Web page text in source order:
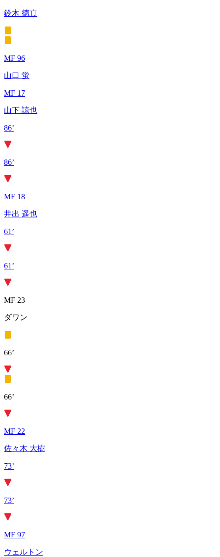
鈴木 徳真
MF 96
山口 蛍
MF 17
山下 諒也
86’
86’
MF 18
井出 遥也
61’
61’
MF 23
ダワン
66’
66’
MF 22
佐々木 大樹
73’
73’
MF 97
ウェルトン